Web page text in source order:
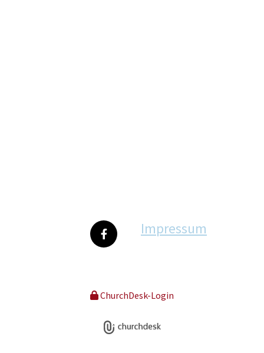
Impressum
ChurchDesk-Login